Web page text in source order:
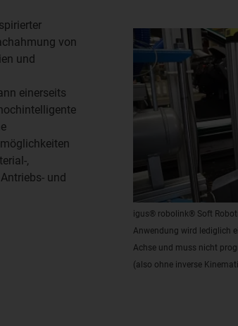
igus® robolink® Soft
Anwendung wird lediglich
Achse und muss nicht
(also ohne inverse
von
und
einerseits
,
und